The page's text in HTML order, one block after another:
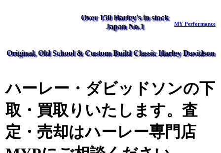
Over 150 Harley's in stock
Japan No.1
MY Performance
Original, Old School & Custom Build Classic Harley Davidson
ハーレー・ダビッドソンの下
取・買取りいたします。査
定・売却はハーレー専門店